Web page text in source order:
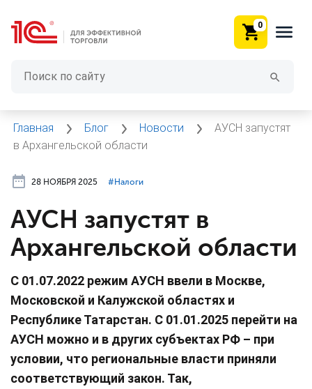
0
Главная Блог Новости
АУСН запустят
в Архангельской области
28 НОЯБРЯ 2025 #⁣Налоги
АУСН запустят в
Архангельской области
С 01.07.2022 режим АУСН ввели в Москве,
Московской и Калужской областях и
Республике Татарстан. С 01.01.2025 перейти на
АУСН можно и в других субъектах РФ – при
условии, что региональные власти приняли
соответствующий закон. Так,